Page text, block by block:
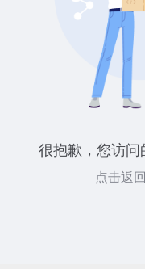
很抱歉，您访问
点击返